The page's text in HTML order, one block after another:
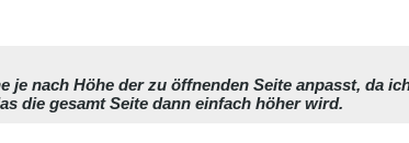
je nach Höhe der zu öffnenden Seite anpasst, da
die gesamt Seite dann einfach höher wird.